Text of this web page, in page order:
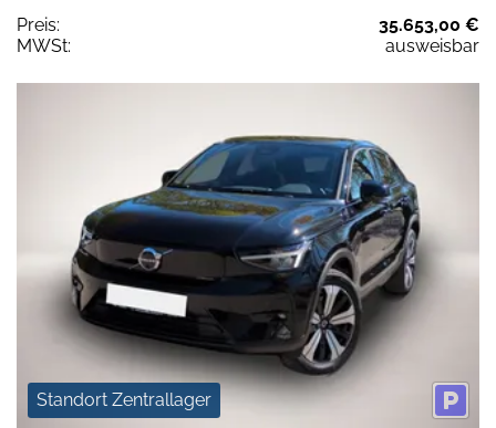
Preis:
35.653,00 €
MWSt:
ausweisbar
Standort Zentrallager